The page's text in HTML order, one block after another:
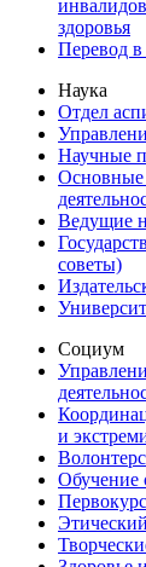
здоровья
Перевод
Наука
Отдел
Научные
Основные
Ведущие
советы)
Социум
и
Обучение